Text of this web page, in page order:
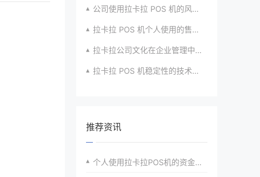
公司使用拉卡拉 POS 机的风险评估与应对
拉卡拉 POS 机个人使用的售后服务优化
拉卡拉公司文化在企业管理中的作用
拉卡拉 POS 机稳定性的技术创新与应用实践
推荐资讯
个人使用拉卡拉POS机的资金安全保障策略与实践